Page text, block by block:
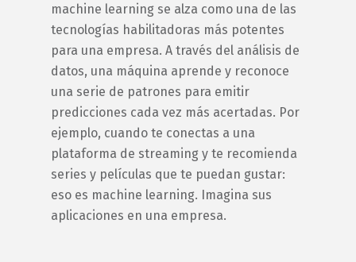
machine learning se alza como una de las
tecnologías habilitadoras más potentes
para una empresa. A través del análisis de
datos, una máquina aprende y reconoce
una serie de patrones para emitir
predicciones cada vez más acertadas. Por
ejemplo, cuando te conectas a una
plataforma de streaming y te recomienda
series y películas que te puedan gustar:
eso es machine learning. Imagina sus
aplicaciones en una empresa.